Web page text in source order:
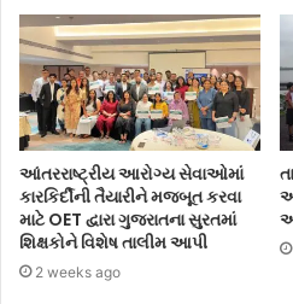
આંતરરાષ્ટ્રીય આરોગ્ય સેવાઓમાં
કારકિર્દીની તૈયારીને મજબૂત કરવા
માટે OET દ્વારા ગુજરાતના સુરતમાં
શિક્ષકોને વિશેષ તાલીમ આપી
2 weeks ago